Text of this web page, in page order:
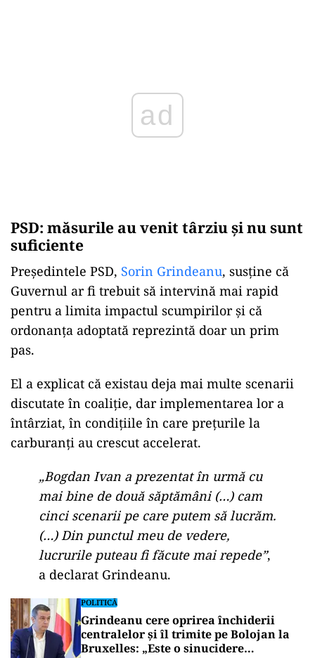
PSD: măsurile au venit târziu și nu sunt
suficiente
Președintele PSD, Sorin Grindeanu, susține că
Guvernul ar fi trebuit să intervină mai rapid
pentru a limita impactul scumpirilor și că
ordonanța adoptată reprezintă doar un prim
pas.
El a explicat că existau deja mai multe scenarii
discutate în coaliție, dar implementarea lor a
întârziat, în condițiile în care prețurile la
carburanți au crescut accelerat.
„Bogdan Ivan a prezentat în urmă cu
mai bine de două săptămâni (…) cam
cinci scenarii pe care putem să lucrăm.
(…) Din punctul meu de vedere,
lucrurile puteau fi făcute mai repede”,
a declarat Grindeanu.
POLITICĂ
Grindeanu cere oprirea închiderii
centralelor și îl trimite pe Bolojan la
Bruxelles: „Este o sinucidere